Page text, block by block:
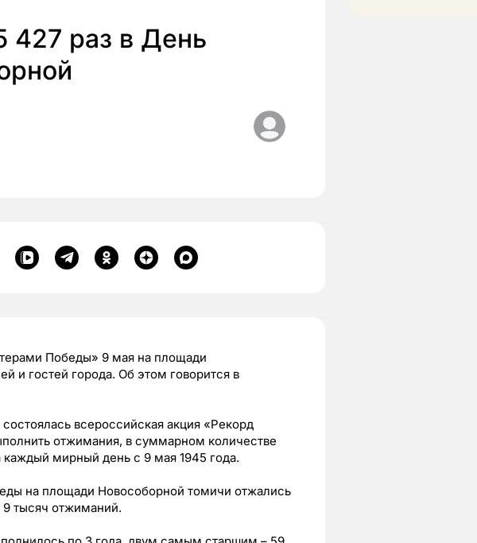
427 раз в День
Победы» 9 мая на площади
и гостей города. Об этом говорится в
всероссийская акция «Рекорд
отжимания, в суммарном количестве
мирный день с 9 мая 1945 года.
на площади Новособорной томичи отжались
тысяч отжиманий.